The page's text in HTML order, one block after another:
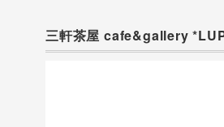
三軒茶屋 cafe&gallery